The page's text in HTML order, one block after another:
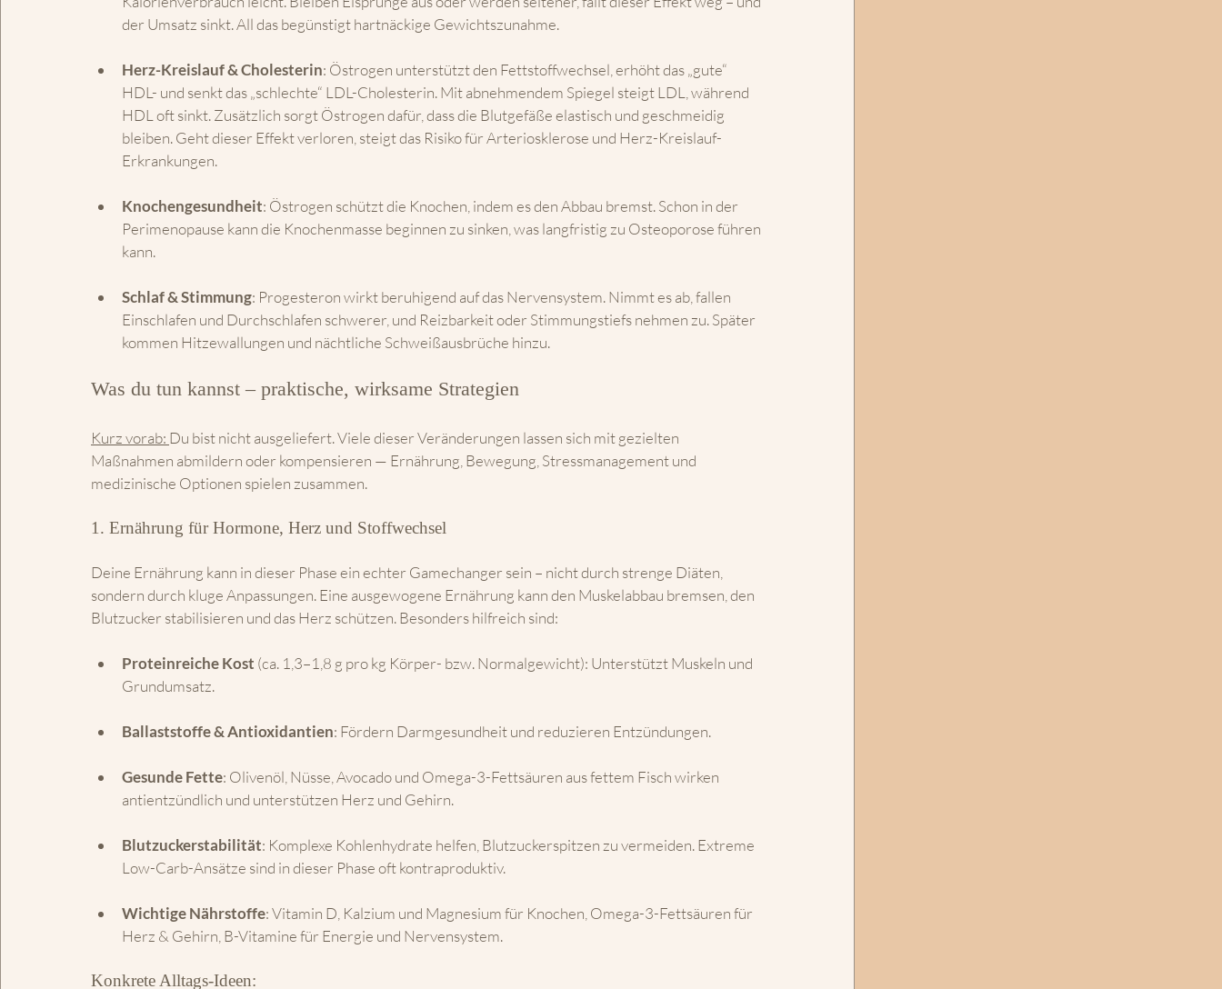
der Umsatz sinkt. All das begünstigt hartnäckige Gewichtszunahme.
Herz-Kreislauf & Cholesterin: Östrogen unterstützt den Fettstoffwechsel, erhöht das „gute“
HDL- und senkt das „schlechte“ LDL-Cholesterin. Mit abnehmendem Spiegel steigt LDL, während
HDL oft sinkt. Zusätzlich sorgt Östrogen dafür, dass die Blutgefäße elastisch und geschmeidig
bleiben. Geht dieser Effekt verloren, steigt das Risiko für Arteriosklerose und Herz-Kreislauf-
Erkrankungen.
Knochengesundheit: Östrogen schützt die Knochen, indem es den Abbau bremst. Schon in der
Perimenopause kann die Knochenmasse beginnen zu sinken, was langfristig zu Osteoporose führen
kann.
Schlaf & Stimmung: Progesteron wirkt beruhigend auf das Nervensystem. Nimmt es ab, fallen
Einschlafen und Durchschlafen schwerer, und Reizbarkeit oder Stimmungstiefs nehmen zu. Später
kommen Hitzewallungen und nächtliche Schweißausbrüche hinzu.
Was du tun kannst – praktische, wirksame Strategien
Kurz vorab: Du bist nicht ausgeliefert. Viele dieser Veränderungen lassen sich mit gezielten
Maßnahmen abmildern oder kompensieren — Ernährung, Bewegung, Stressmanagement und
medizinische Optionen spielen zusammen.
1. Ernährung für Hormone, Herz und Stoffwechsel
Deine Ernährung kann in dieser Phase ein echter Gamechanger sein – nicht durch strenge Diäten,
sondern durch kluge Anpassungen. Eine ausgewogene Ernährung kann den Muskelabbau bremsen, den
Blutzucker stabilisieren und das Herz schützen. Besonders hilfreich sind:
Proteinreiche Kost (ca. 1,3–1,8 g pro kg Körper- bzw. Normalgewicht): Unterstützt Muskeln und
Grundumsatz.
Ballaststoffe & Antioxidantien: Fördern Darmgesundheit und reduzieren Entzündungen.
Gesunde Fette: Olivenöl, Nüsse, Avocado und Omega-3-Fettsäuren aus fettem Fisch wirken
antientzündlich und unterstützen Herz und Gehirn.
Blutzuckerstabilität: Komplexe Kohlenhydrate helfen, Blutzuckerspitzen zu vermeiden. Extreme
Low-Carb-Ansätze sind in dieser Phase oft kontraproduktiv.
Wichtige Nährstoffe: Vitamin D, Kalzium und Magnesium für Knochen, Omega-3-Fettsäuren für
Herz & Gehirn, B-Vitamine für Energie und Nervensystem.
Konkrete Alltags-Ideen: